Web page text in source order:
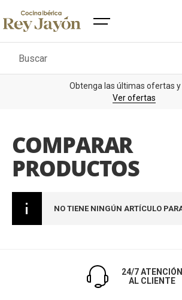
Buscar
Obtenga las últimas ofertas
Ver ofertas
COMPARAR
PRODUCTOS
NO TIENE NINGÚN ARTÍCULO
24/7 ATENCIÓN
AL CLIENTE